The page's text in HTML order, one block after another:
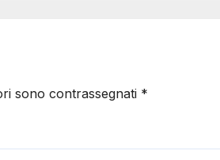
sono contrassegnati *